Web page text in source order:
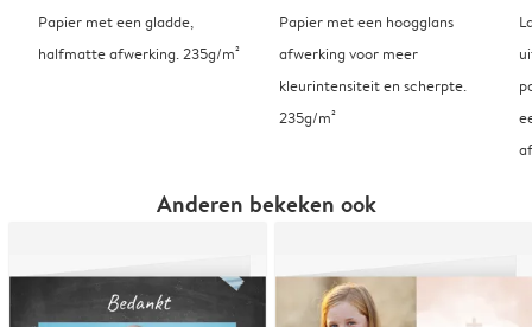
Papier met een gladde,
halfmatte afwerking. 235g/m²
Papier met een hoogglans
afwerking voor meer
kleurintensiteit en scherpte.
235g/m²
Anderen bekeken ook